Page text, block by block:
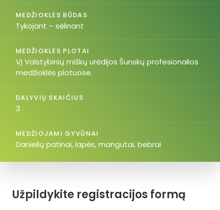
Užpildykite registracijos formą
MEDŽIOKLĖS BŪDAS
Tykojant – sėlinant
MEDŽIOKLĖS PLOTAI
VĮ Valstybinių miškų urėdijos Šunskų profesionalios
medžioklės plotuose.
DALYVIŲ SKAIČIUS
3
MEDŽIOJAMI GYVŪNAI
Danielių patinai, lapės, mangutai, bebrai